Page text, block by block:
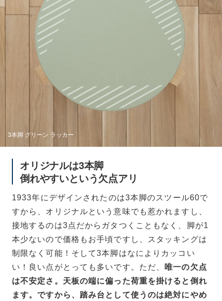
3本脚 グリーン ラッカー
オリジナルは3本脚
倒れやすいという欠点アリ
1933年にデザインされたのは3本脚のスツール60で
すから、オリジナルという意味でも惹かれますし、
接地するのは3点だからガタつくこともなく、脚が1
本少ないので価格もお手頃ですし、スタッキングは
制限なく可能！そして3本脚はなによりカッコい
い！良い点がとっても多いです。ただ、
唯一の欠点
は不安定さ。天板の端に偏った荷重を掛けると倒れ
ます。ですから、踏み台として使うのは絶対にやめ